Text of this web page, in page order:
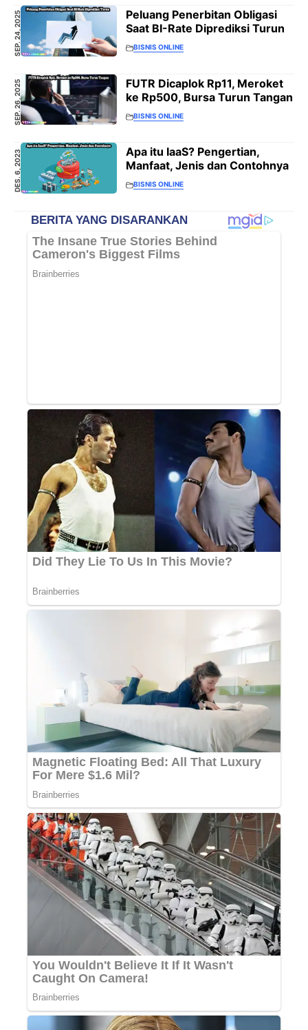
SEP. 24, 2025
Peluang Penerbitan Obligasi
Saat BI-Rate Diprediksi Turun
BISNIS ONLINE
SEP. 26, 2025
FUTR Dicaplok Rp11, Meroket
ke Rp500, Bursa Turun Tangan
BISNIS ONLINE
DES. 6, 2023
Apa itu IaaS? Pengertian,
Manfaat, Jenis dan Contohnya
BISNIS ONLINE